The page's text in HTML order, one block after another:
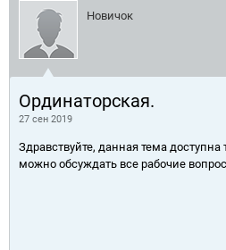
Новичок
Ординаторская.
27 сен 2019
Здравствуйте, данная тема
можно обсуждать все рабочие